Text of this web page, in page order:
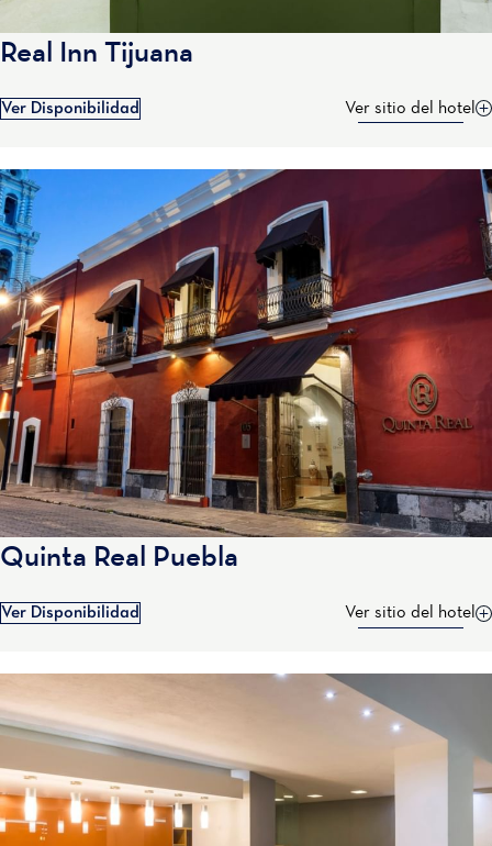
Real Inn Tijuana
Ver Disponibilidad Ver sitio del hotel
Quinta Real Puebla
Ver Disponibilidad Ver sitio del hotel